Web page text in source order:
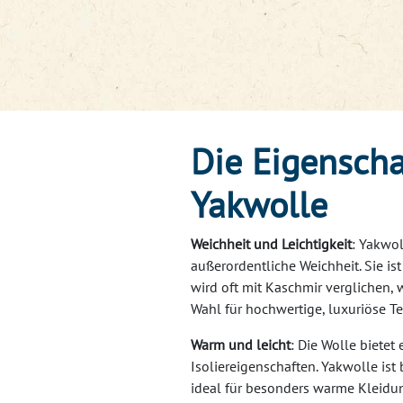
​Die
Yakwolle
Weichheit und Leichtigkeit:
außerordentliche Weichheit. Sie
wird oft mit Kaschmir verglichen,
Wahl für hochwertige, luxuriöse
Warm und leicht: Die Wolle bietet
Isoliereigenschaften. Yakwolle ist
ideal für besonders warme